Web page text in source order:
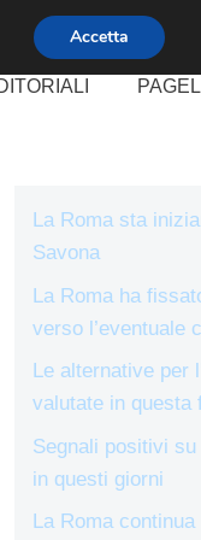
La Roma sta
Savona
La Roma ha
verso l’eventuale
Le alternative per
valutate in questa
Segnali positivi
in questi giorni
La Roma
Accetta